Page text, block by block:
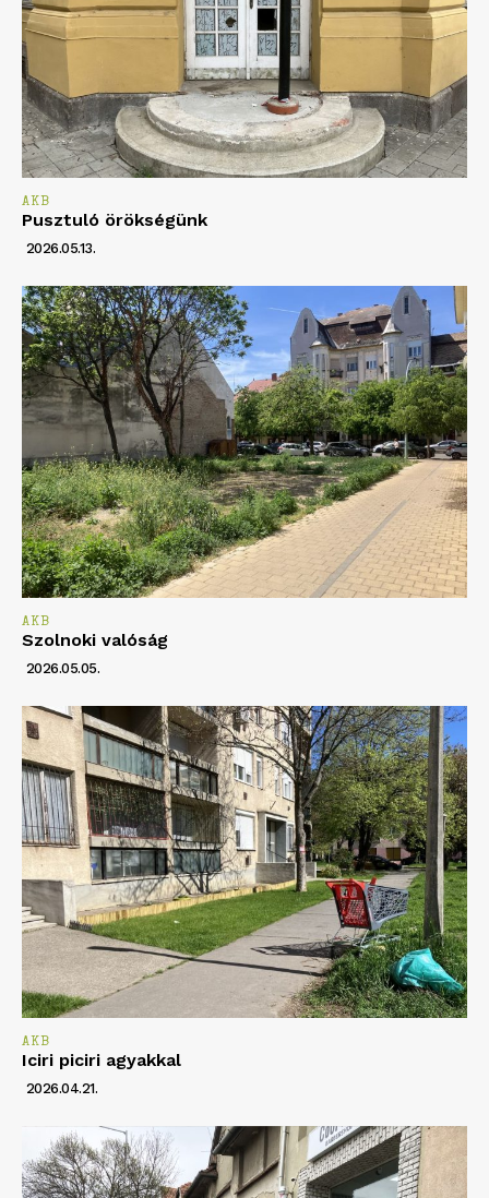
AKB
Pusztuló örökségünk
2026.05.13.
AKB
Szolnoki valóság
2026.05.05.
AKB
Iciri piciri agyakkal
2026.04.21.